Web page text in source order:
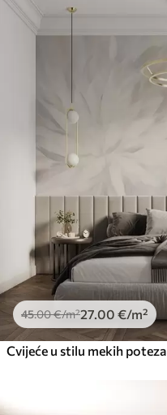
45.00€/m²27 .00 €/m²
Cvijeće u stilu mekih poteza